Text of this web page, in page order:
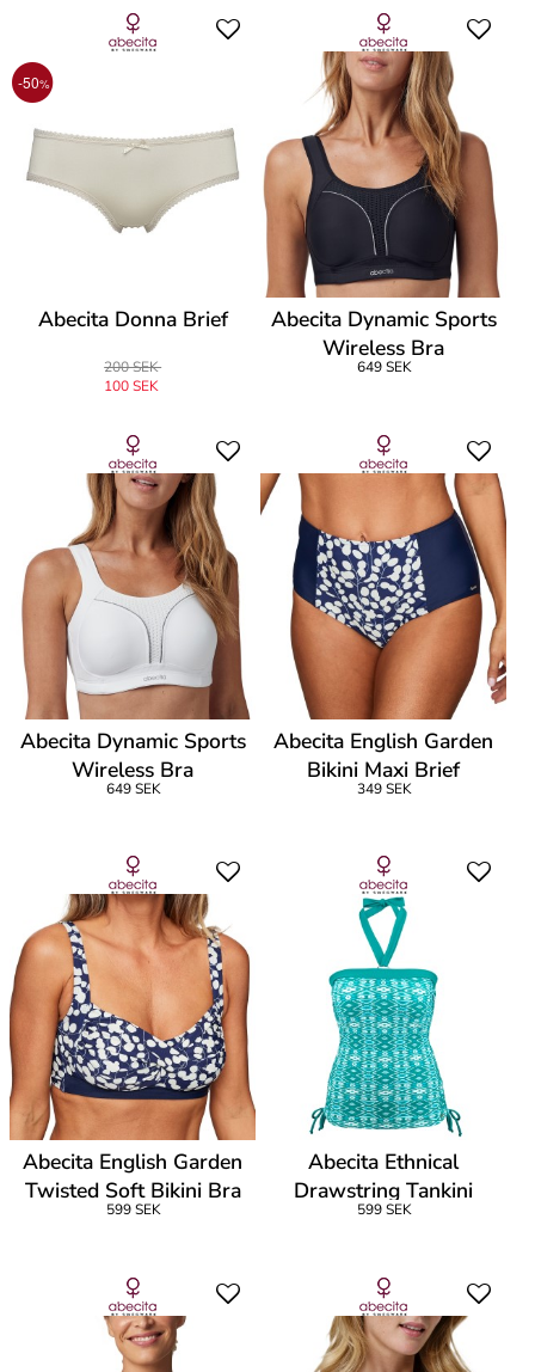
-50%
Abecita Donna Brief
200 SEK
100 SEK
Abecita Dynamic Sports
Wireless Bra
649 SEK
Abecita Dynamic Sports
Wireless Bra
649 SEK
Abecita English Garden
Bikini Maxi Brief
349 SEK
Abecita English Garden
Twisted Soft Bikini Bra
599 SEK
Abecita Ethnical
Drawstring Tankini
599 SEK